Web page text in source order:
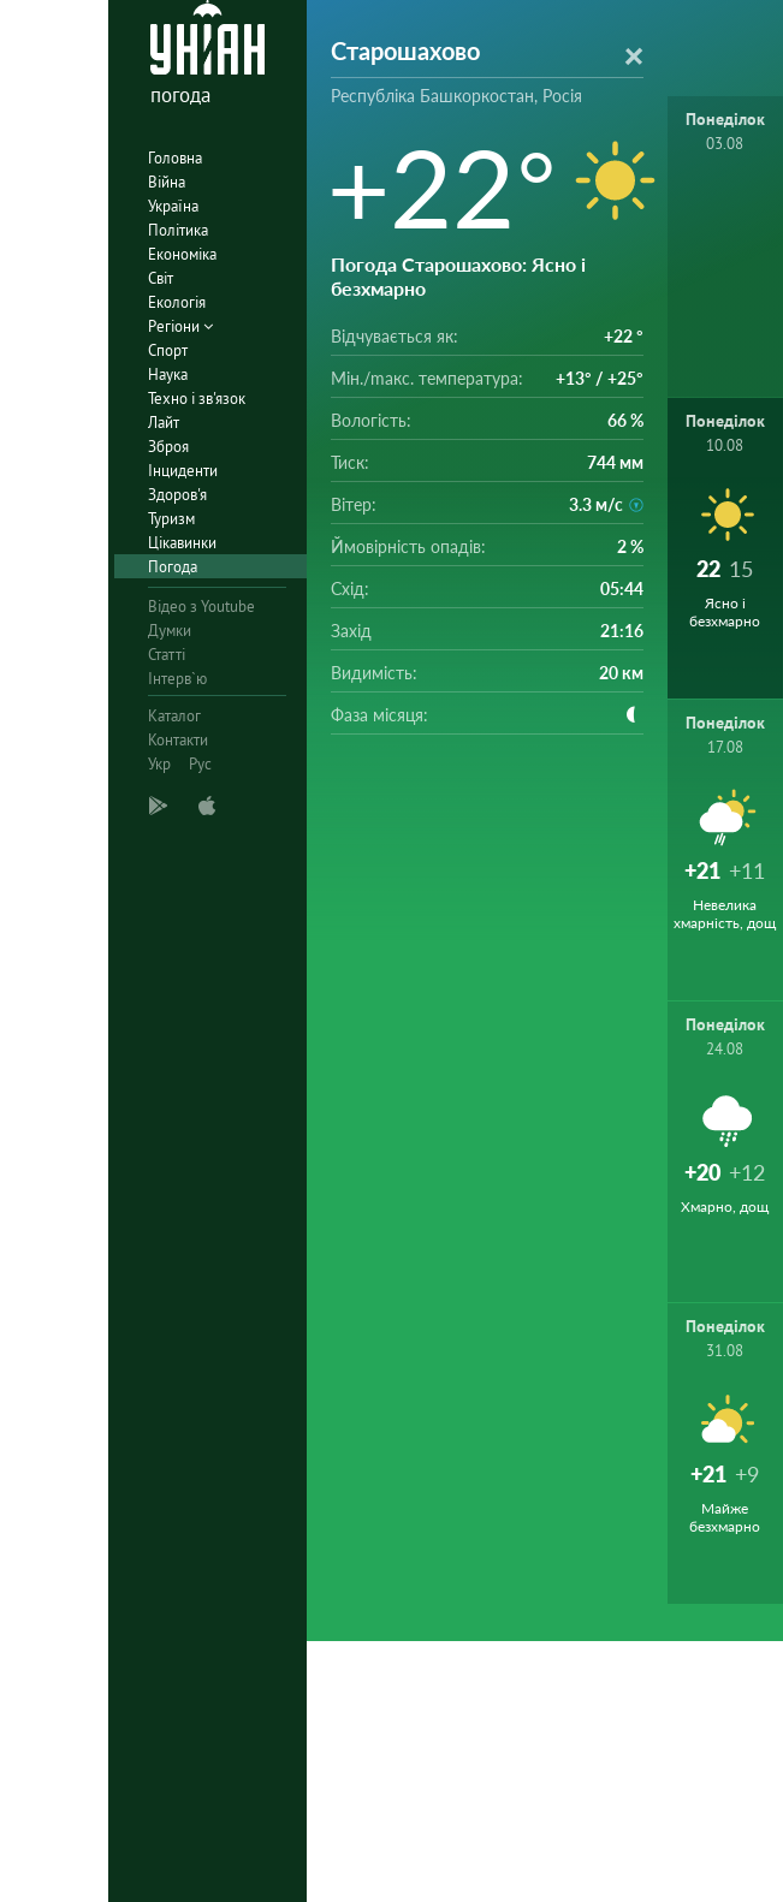
погода
Головна
Війна
Україна
Політика
Економіка
Світ
Екологія
Регіони
Спорт
Наука
Техно і зв'язок
Лайт
Зброя
Інциденти
Здоров'я
Туризм
Цікавинки
Погода
Відео з Youtube
Думки
Статті
Інтерв`ю
Каталог
Контакти
Укр
Рус
Старошахово
Республіка Башкоркостан, Росія
+22°
Погода Старошахово: Ясно і
безхмарно
Відчувається як: +22 °
Мін./mакс. температура: +13° / +25°
Вологість: 66 %
Тиск: 744 мм
Вітер: 3.3 м/с
Ймовірність опадів: 2 %
Схід: 05:44
Захід 21:16
Видимість: 20 км
Фаза місяця:
Понеділок
03.08
Понеділок
10.08
22 15
Ясно і
безхмарно
Понеділок
17.08
+21 +11
Невелика
хмарність, дощ
Понеділок
24.08
+20 +12
Хмарно, дощ
Понеділок
31.08
+21 +9
Майже
безхмарно